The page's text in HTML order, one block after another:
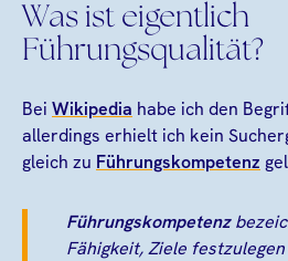
Was ist eigentlich
Führungsqualität?
Bei Wikipedia habe ich den
allerdings erhielt ich kein
gleich zu Führungskompetenz
Führungskompetenz
Fähigkeit,Ziele